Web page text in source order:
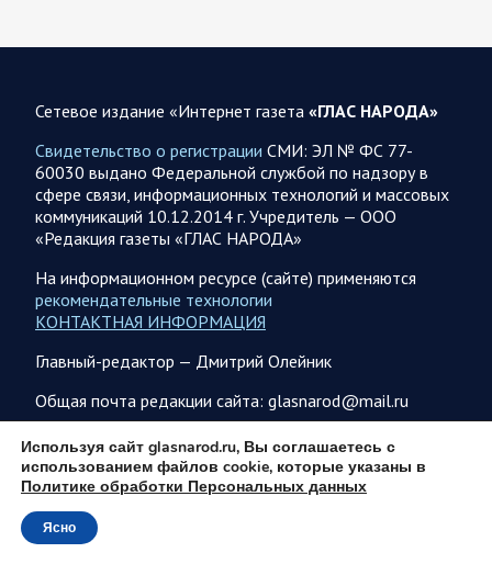
07.08.2026 09:56
Спецоперация
объектам в 6 областях Украины
147 БПЛА, запущенных с территории России, из которых
якобы «сбиты/подавлены» – 114. В Рени…
07.08.2026 09:46
Спецоперация
Фронтовая сводка Олега Царева на утро 7 августа 2026
года
203 украинских БПЛА сбито ПВО ночью над 18 субъектами
РФ: Беспилотники сбивали над территориями
Белгородской, Брянской, Волгоградской, Воронежской,
Калужской, Курской,…
07.08.2026 07:48
Спецоперация
Сводка на утро 7 августа 2026 года от Двух майоров
За прошедшие сутки Минобороны России сообщило о
1150 сбитых оад нашими регионами БПЛА противника.
Сетевое издание «Интернет газета «ГЛАС НАРОДА»
Свидетельство о регистрации СМИ: ЭЛ № ФС 77-
60030 выдано Федеральной службой по надзору в
сфере связи, информационных технологий и массовых
коммуникаций 10.12.2014 г. Учредитель — ООО
«Редакция газеты «ГЛАС НАРОДА»
На информационном ресурсе (сайте) применяются
рекомендательные технологии
КОНТАКТНАЯ ИНФОРМАЦИЯ
Главный-редактор — Дмитрий Олейник
Общая почта редакции сайта: glasnarod@mail.ru
ПОДПИСКА
Используя сайт glasnarod.ru, Вы соглашаетесь с
использованием файлов cookie, которые указаны в
Политике обработки Персональных данных
Ясно